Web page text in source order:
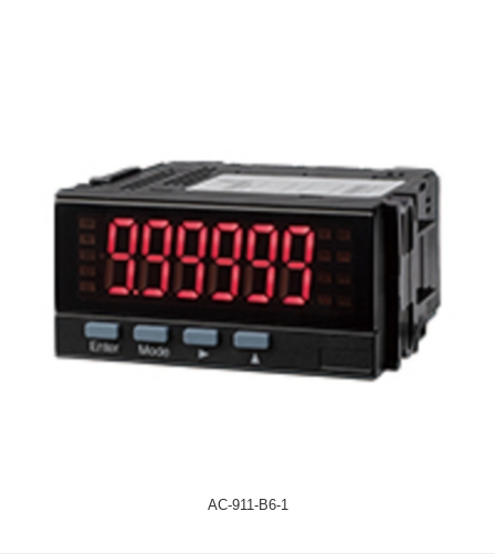
AC-911-B6-1